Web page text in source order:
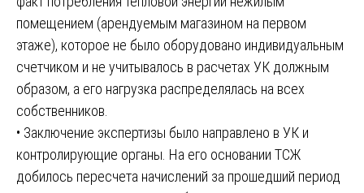
помещением (арендуемым магазином на первом
этаже), которое не было оборудовано индивидуальным
счетчиком и не учитывалось в расчетах УК должным
образом, а его нагрузка распределялась на всех
собственников.
• Заключение экспертизы было направлено в УК и
контролирующие органы. На его основании ТСЖ
добилось пересчета начислений за прошедший период